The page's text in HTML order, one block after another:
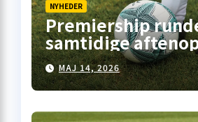
NYHEDER
Premiership
samtidige
her er overblikket
MAJ 14, 2026